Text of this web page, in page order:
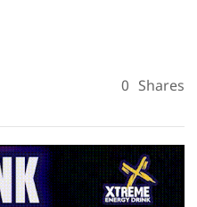
0 Shares